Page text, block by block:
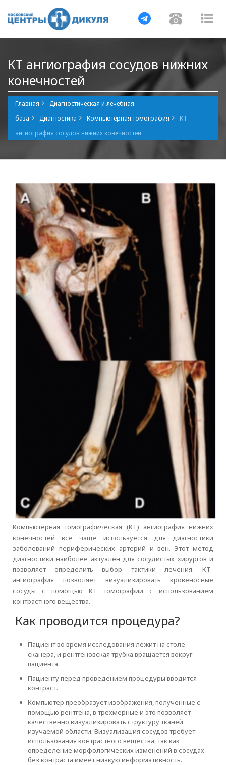
Навигация
КТ ангиография сосудов нижних
конечностей
Главная
Диагностическая и лечебная
база
Диагностика Компьютерная томография
КТ
ангиография сосудов нижних конечностей
Компьютерная томографическая (КТ) ангиография нижних
конечностей все чаще используется для диагностики
заболеваний периферических артерий и вен. Этот метод
диагностики наиболее актуален для сосудистых хирургов и
позволяет определить выбор тактики лечения. КТ-
ангиография позволяет визуализировать кровеносные
сосуды с помощью КТ томографии с использованием
контрастного вещества.
Как проводится процедура?
Пациент во время исследования лежит на столе
сканера, и рентгеновская трубка вращается вокруг
пациента.
Пациенту перед проведением процедуры вводится
контраст.
Компьютер преобразует изображения, полученные с
помощью рентгена, в трехмерные и это позволяет
качественно визуализировать структуру тканей
изучаемой области. Визуализация сосудов требует
использования контрастного вещества, так как
определение морфологических изменений в сосудах
без контраста имеет низкую информативность.